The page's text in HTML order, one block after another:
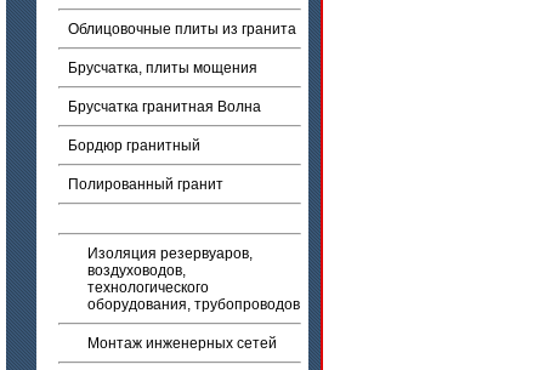
Облицовочные плиты из гранита
Брусчатка, плиты мощения
Брусчатка гранитная Волна
Бордюр гранитный
Полированный гранит
Изоляция резервуаров,
воздуховодов,
технологического
оборудования, трубопроводов
Монтаж инженерных сетей